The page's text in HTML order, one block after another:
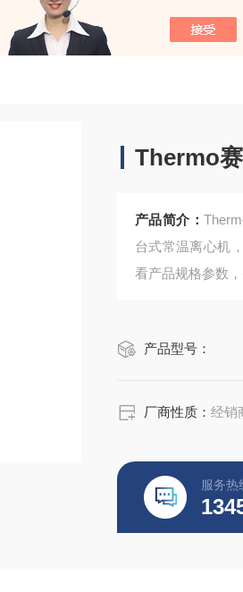
​Thermo赛默飞Micro21常温离心机
​Thermo
产品简介：
台式常温离心机
看产品规格参数
产品型号：
厂商性质：经销
服务热